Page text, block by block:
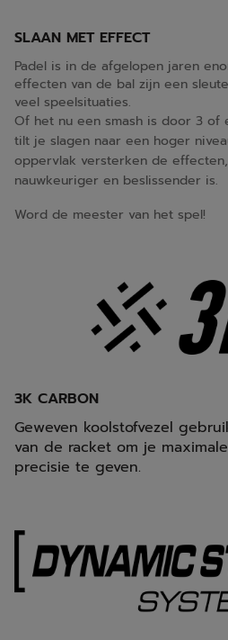
SLAAN MET EFFECT
Padel is in de afgelopen jaren
effecten van de bal zijn een
veel speelsituaties.
Of het nu een smash is door 3 of
tilt je slagen naar een hoger
oppervlak versterken de
nauwkeuriger en beslissender is.
Word de meester van het spel!
3K CARBON
Geweven koolstofvezel
van de racket om je
precisie te geven.